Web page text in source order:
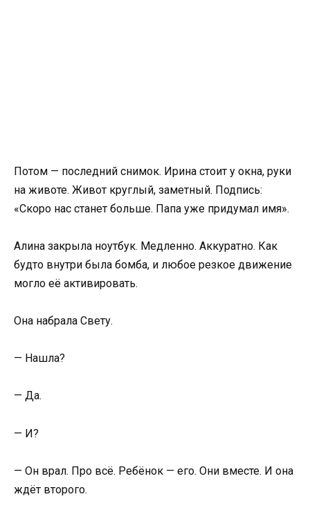
Потом — последний снимок. Ирина стоит у окна, руки
на животе. Живот круглый, заметный. Подпись:
«Скоро нас станет больше. Папа уже придумал имя».
Алина закрыла ноутбук. Медленно. Аккуратно. Как
будто внутри была бомба, и любое резкое движение
могло её активировать.
Она набрала Свету.
— Нашла?
— Да.
— И?
— Он врал. Про всё. Ребёнок — его. Они вместе. И она
ждёт второго.